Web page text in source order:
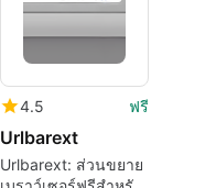
4.5 ฟรี
Urlbarext
Urlbarext: ส่วนขยาย